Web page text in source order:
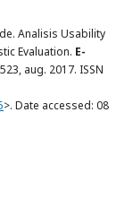
Analisis Usability
Evaluation. E-
aug. 2017. ISSN
>. Date accessed: 08